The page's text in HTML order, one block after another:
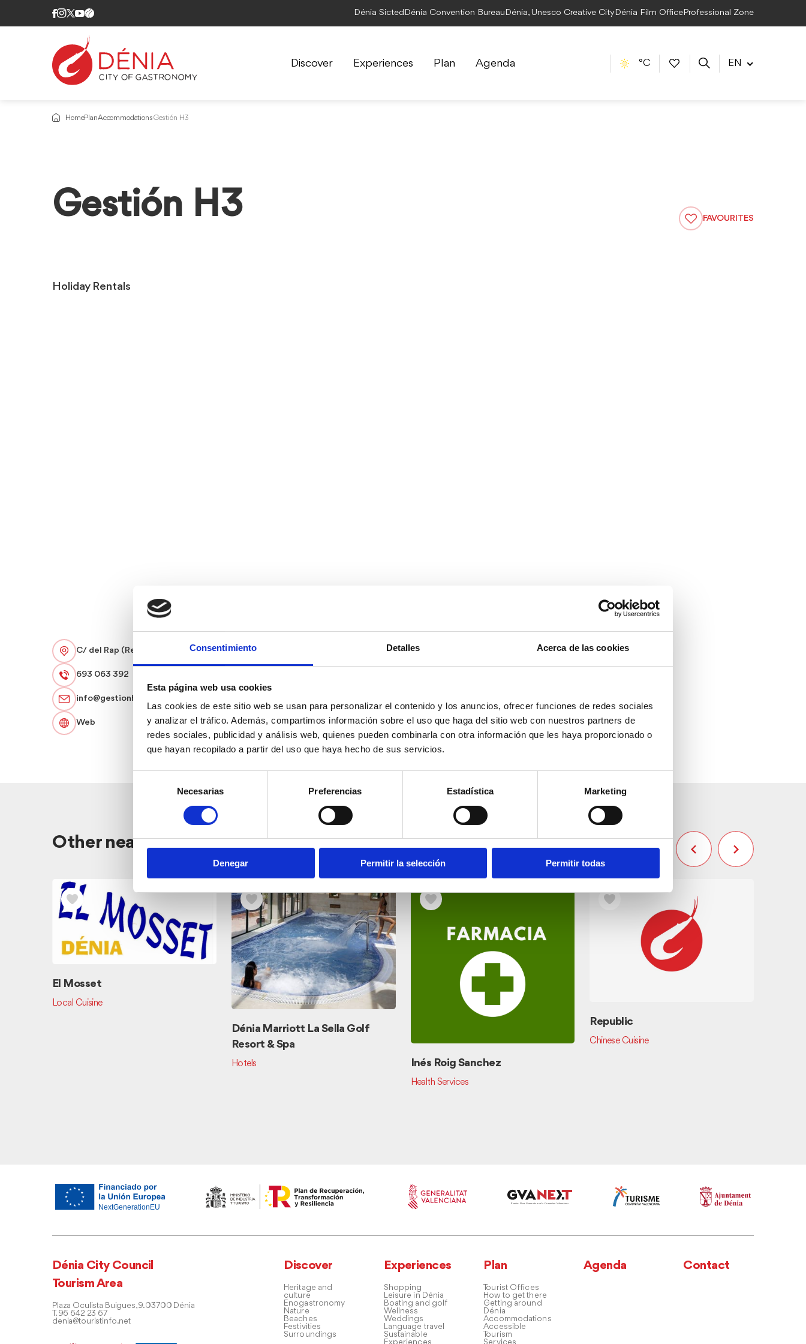
Consentimiento Detalles Acerca de las cookies
Esta página web usa cookies
Las cookies de este sitio web se usan para personalizar el contenido y los anuncios, ofrecer funciones de redes sociales
y analizar el tráfico. Además, compartimos información sobre el uso que haga del sitio web con nuestros partners de
redes sociales, publicidad y análisis web, quienes pueden combinarla con otra información que les haya proporcionado o
que hayan recopilado a partir del uso que haya hecho de sus servicios.
consentimiento
Necesarias Preferencias Estadística Marketing
Denegar Permitir la selección Permitir todas
Dénia Sicted Dénia Convention Bureau Dénia, Unesco Creative CityDénia Film OfficeProfessional Zone
Discover Experiences Plan Agenda °C EN
HomePlanAccommodationsGestión H3
Gestión H3 FAVOURITES
Holiday Rentals
C/ del Rap (Residencial Belmar 6-16)
693 063 392
info@gestionh3.com
Web
Other nearby accommodations
El Mosset
Local Cuisine
Dénia Marriott La Sella Golf
Resort & Spa
Hotels Inés Roig Sanchez
Health Services
Republic
Chinese Cuisine
Dénia City Council
Tourism Area
Plaza Oculista Buigues, 9. 03700 Dénia
T. 96 642 23 67
denia@touristinfo.net
Discover
Heritage and
culture
Enogastronomy
Nature
Beaches
Festivities
Surroundings
Experiences
Shopping
Leisure in Dénia
Boating and golf
Wellness
Weddings
Language travel
Sustainable
Experiences
Plan
Tourist Offices
How to get there
Getting around
Dénia
Accommodations
Accessible
Tourism
Services
Agenda Contact